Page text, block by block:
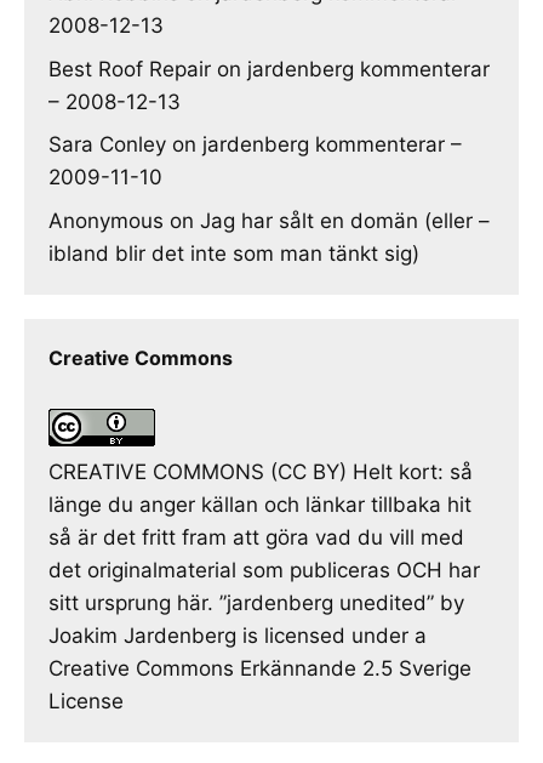
2008-12-13
Best Roof Repair on jardenberg kommenterar
– 2008-12-13
Sara Conley on jardenberg kommenterar –
2009-11-10
Anonymous on Jag har sålt en domän (eller –
ibland blir det inte som man tänkt sig)
Creative Commons
CREATIVE COMMONS (CC BY) Helt kort: så
länge du anger källan och länkar tillbaka hit
så är det fritt fram att göra vad du vill med
det originalmaterial som publiceras OCH har
sitt ursprung här. ”jardenberg unedited” by
Joakim Jardenberg is licensed under a
Creative Commons Erkännande 2.5 Sverige
License